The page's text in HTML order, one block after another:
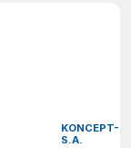
KONCEPT-L
S.A.